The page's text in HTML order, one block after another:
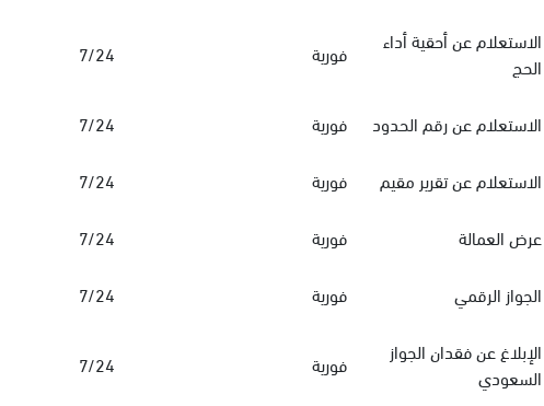
الاستعلام عن أحقية أداء
الحج
فورية 7/24
الاستعلام عن رقم الحدود فورية 7/24
الاستعلام عن تقرير مقيم
فورية
7/24
عرض العمالة
فورية 7/24
الجواز الرقمي
فورية 7/24
الإبلاغ عن فقدان الجواز
السعودي
فورية 7/24